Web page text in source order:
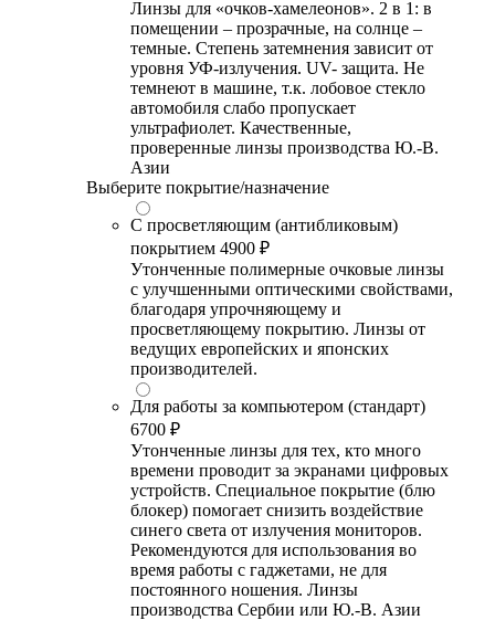
Линзы для «очков-хамелеонов». 2 в 1: в
помещении – прозрачные, на солнце –
темные. Степень затемнения зависит от
уровня УФ-излучения. UV- защита. Не
темнеют в машине, т.к. лобовое стекло
автомобиля слабо пропускает
ультрафиолет. Качественные,
проверенные линзы производства Ю.-В.
Азии
Выберите покрытие/назначение
С просветляющим (антибликовым)
покрытием 4900 ₽
Утонченные полимерные очковые линзы
с улучшенными оптическими свойствами,
благодаря упрочняющему и
просветляющему покрытию. Линзы от
ведущих европейских и японских
производителей.
Для работы за компьютером (стандарт)
6700 ₽
Утонченные линзы для тех, кто много
времени проводит за экранами цифровых
устройств. Специальное покрытие (блю
блокер) помогает снизить воздействие
синего света от излучения мониторов.
Рекомендуются для использования во
время работы с гаджетами, не для
постоянного ношения. Линзы
производства Сербии или Ю.-В. Азии